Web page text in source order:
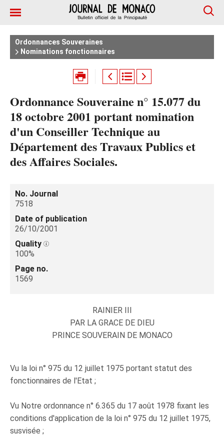
Ordonnances Souveraines
Nominations fonctionnaires
Ordonnance Souveraine n° 15.077 du
18 octobre 2001 portant nomination
d'un Conseiller Technique au
Département des Travaux Publics et
des Affaires Sociales.
No. Journal
7518
Date of publication
26/10/2001
Quality
100%
Page no.
1569
RAINIER III
PAR LA GRACE DE DIEU
PRINCE SOUVERAIN DE MONACO
Vu la loi n° 975 du 12 juillet 1975 portant statut des
fonctionnaires de l'Etat ;
Vu Notre ordonnance n° 6.365 du 17 août 1978 fixant les
conditions d'application de la loi n° 975 du 12 juillet 1975,
susvisée ;